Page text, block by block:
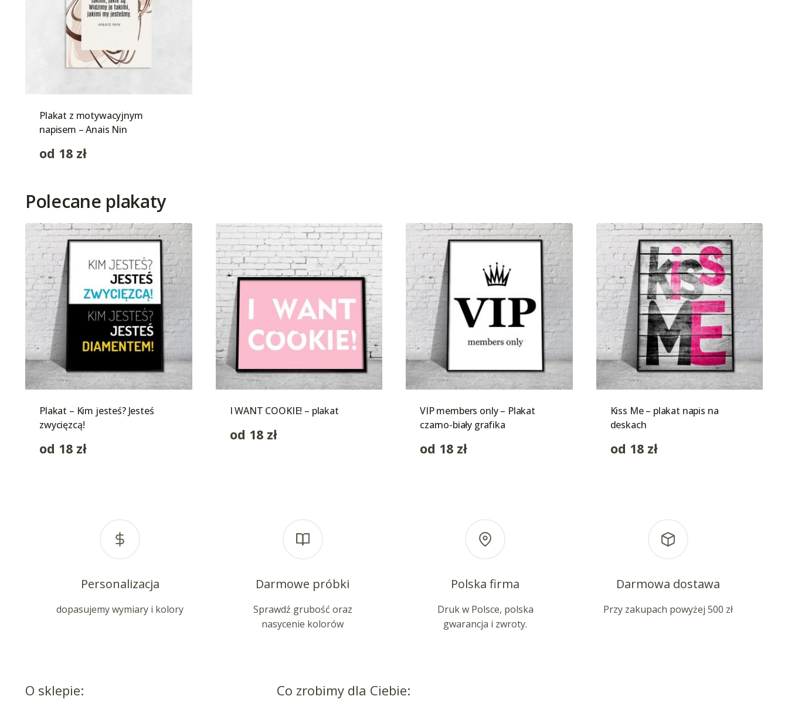
Plakat z motywacyjnym
napisem – Anais Nin
od 18 zł
Polecane plakaty
Plakat – Kim jesteś? Jesteś
zwycięzcą!
od 18 zł
I WANT COOKIE! – plakat
od 18 zł
VIP members only – Plakat
czarno-biały grafika
od 18 zł
Kiss Me – plakat napis na
deskach
od 18 zł
Personalizacja
dopasujemy wymiary i kolory
Darmowe próbki
Sprawdź grubość oraz
nasycenie kolorów
Polska firma
Druk w Polsce, polska
gwarancja i zwroty.
Darmowa dostawa
Przy zakupach powyżej 500 zł
O sklepie: Co zrobimy dla Ciebie: